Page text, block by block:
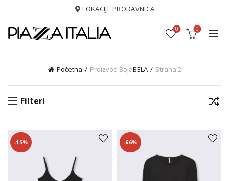
LOKACIJE PRODAVNICA
0 0
Početna Proizvod BojaBELA Strana 2
Filteri
-15% -66%